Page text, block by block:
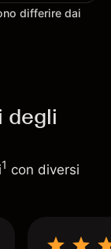
differire dai
degli
1 con diversi